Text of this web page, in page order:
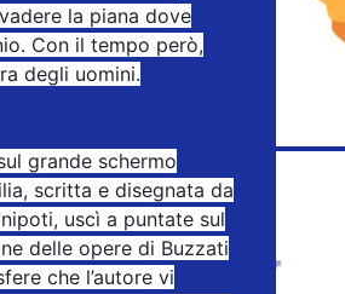
la piana dove
Con il tempo però,
degli uomini.
grande schermo
scritta e disegnata da
uscì a puntate sul
delle opere di Buzzati
che l’autore vi